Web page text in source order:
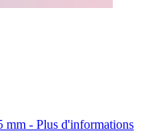
mm - Plus d'informations